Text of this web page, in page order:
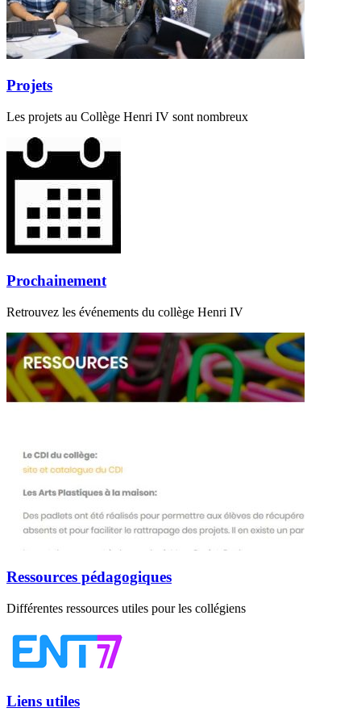
Projets
Les projets au Collège Henri IV sont nombreux
Prochainement
Retrouvez les événements du collège Henri IV
Ressources pédagogiques
Différentes ressources utiles pour les collégiens
Liens utiles